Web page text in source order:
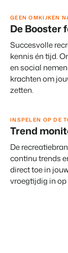
Ontdek de
Experts
Ontdek de
Voor
Ontdek de
Groepen.
Leer de mensen
GEEN OMKIJKEN
De Booster
Succesvolle
kennis én tijd.
en social
krachten om
zetten.
INSPELEN OP DE
Trend
De
continu trends
direct toe in
vroegtijdig in